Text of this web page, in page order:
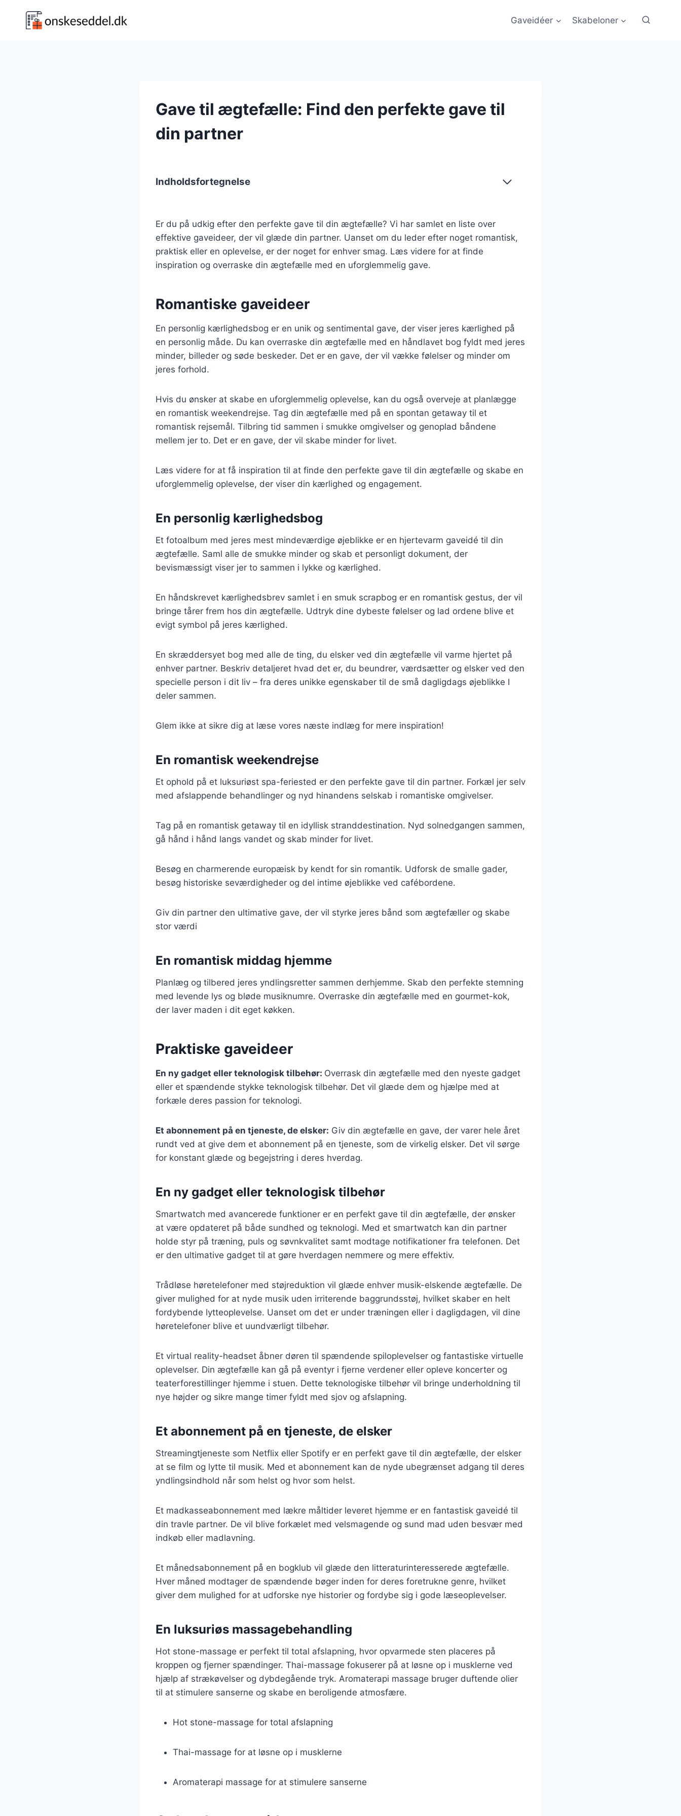
Gaveidéer Skabeloner
Gave til ægtefælle: Find den perfekte gave til
din partner
Indholdsfortegnelse
Er du på udkig efter den perfekte gave til din ægtefælle? Vi har samlet en liste over
effektive gaveideer, der vil glæde din partner. Uanset om du leder efter noget romantisk,
praktisk eller en oplevelse, er der noget for enhver smag. Læs videre for at finde
inspiration og overraske din ægtefælle med en uforglemmelig gave.
Romantiske gaveideer
En personlig kærlighedsbog er en unik og sentimental gave, der viser jeres kærlighed på
en personlig måde. Du kan overraske din ægtefælle med en håndlavet bog fyldt med jeres
minder, billeder og søde beskeder. Det er en gave, der vil vække følelser og minder om
jeres forhold.
Hvis du ønsker at skabe en uforglemmelig oplevelse, kan du også overveje at planlægge
en romantisk weekendrejse. Tag din ægtefælle med på en spontan getaway til et
romantisk rejsemål. Tilbring tid sammen i smukke omgivelser og genoplad båndene
mellem jer to. Det er en gave, der vil skabe minder for livet.
Læs videre for at få inspiration til at finde den perfekte gave til din ægtefælle og skabe en
uforglemmelig oplevelse, der viser din kærlighed og engagement.
En personlig kærlighedsbog
Et fotoalbum med jeres mest mindeværdige øjeblikke er en hjertevarm gaveidé til din
ægtefælle. Saml alle de smukke minder og skab et personligt dokument, der
bevismæssigt viser jer to sammen i lykke og kærlighed.
En håndskrevet kærlighedsbrev samlet i en smuk scrapbog er en romantisk gestus, der vil
bringe tårer frem hos din ægtefælle. Udtryk dine dybeste følelser og lad ordene blive et
evigt symbol på jeres kærlighed.
En skræddersyet bog med alle de ting, du elsker ved din ægtefælle vil varme hjertet på
enhver partner. Beskriv detaljeret hvad det er, du beundrer, værdsætter og elsker ved den
specielle person i dit liv – fra deres unikke egenskaber til de små dagligdags øjeblikke I
deler sammen.
Glem ikke at sikre dig at læse vores næste indlæg for mere inspiration!
En romantisk weekendrejse
Et ophold på et luksuriøst spa-feriested er den perfekte gave til din partner. Forkæl jer selv
med afslappende behandlinger og nyd hinandens selskab i romantiske omgivelser.
Tag på en romantisk getaway til en idyllisk stranddestination. Nyd solnedgangen sammen,
gå hånd i hånd langs vandet og skab minder for livet.
Besøg en charmerende europæisk by kendt for sin romantik. Udforsk de smalle gader,
besøg historiske seværdigheder og del intime øjeblikke ved cafébordene.
Giv din partner den ultimative gave, der vil styrke jeres bånd som ægtefæller og skabe
stor værdi
En romantisk middag hjemme
Planlæg og tilbered jeres yndlingsretter sammen derhjemme. Skab den perfekte stemning
med levende lys og bløde musiknumre. Overraske din ægtefælle med en gourmet-kok,
der laver maden i dit eget køkken.
Praktiske gaveideer
En ny gadget eller teknologisk tilbehør: Overrask din ægtefælle med den nyeste gadget
eller et spændende stykke teknologisk tilbehør. Det vil glæde dem og hjælpe med at
forkæle deres passion for teknologi.
Et abonnement på en tjeneste, de elsker: Giv din ægtefælle en gave, der varer hele året
rundt ved at give dem et abonnement på en tjeneste, som de virkelig elsker. Det vil sørge
for konstant glæde og begejstring i deres hverdag.
En ny gadget eller teknologisk tilbehør
Smartwatch med avancerede funktioner er en perfekt gave til din ægtefælle, der ønsker
at være opdateret på både sundhed og teknologi. Med et smartwatch kan din partner
holde styr på træning, puls og søvnkvalitet samt modtage notifikationer fra telefonen. Det
er den ultimative gadget til at gøre hverdagen nemmere og mere effektiv.
Trådløse høretelefoner med støjreduktion vil glæde enhver musik-elskende ægtefælle. De
giver mulighed for at nyde musik uden irriterende baggrundsstøj, hvilket skaber en helt
fordybende lytteoplevelse. Uanset om det er under træningen eller i dagligdagen, vil dine
høretelefoner blive et uundværligt tilbehør.
Et virtual reality-headset åbner døren til spændende spiloplevelser og fantastiske virtuelle
oplevelser. Din ægtefælle kan gå på eventyr i fjerne verdener eller opleve koncerter og
teaterforestillinger hjemme i stuen. Dette teknologiske tilbehør vil bringe underholdning til
nye højder og sikre mange timer fyldt med sjov og afslapning.
Et abonnement på en tjeneste, de elsker
Streamingtjeneste som Netflix eller Spotify er en perfekt gave til din ægtefælle, der elsker
at se film og lytte til musik. Med et abonnement kan de nyde ubegrænset adgang til deres
yndlingsindhold når som helst og hvor som helst.
Et madkasseabonnement med lækre måltider leveret hjemme er en fantastisk gaveidé til
din travle partner. De vil blive forkælet med velsmagende og sund mad uden besvær med
indkøb eller madlavning.
Et månedsabonnement på en bogklub vil glæde den litteraturinteresserede ægtefælle.
Hver måned modtager de spændende bøger inden for deres foretrukne genre, hvilket
giver dem mulighed for at udforske nye historier og fordybe sig i gode læseoplevelser.
En luksuriøs massagebehandling
Hot stone-massage er perfekt til total afslapning, hvor opvarmede sten placeres på
kroppen og fjerner spændinger. Thai-massage fokuserer på at løsne op i musklerne ved
hjælp af strækøvelser og dybdegående tryk. Aromaterapi massage bruger duftende olier
til at stimulere sanserne og skabe en beroligende atmosfære.
Hot stone-massage for total afslapning
Thai-massage for at løsne op i musklerne
Aromaterapi massage for at stimulere sanserne